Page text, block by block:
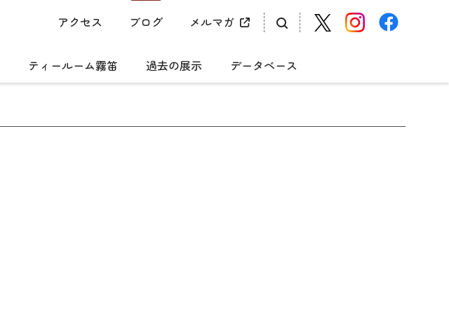
アクセス ブログ メルマガ
ティールーム霧笛 過去の展示 データベース